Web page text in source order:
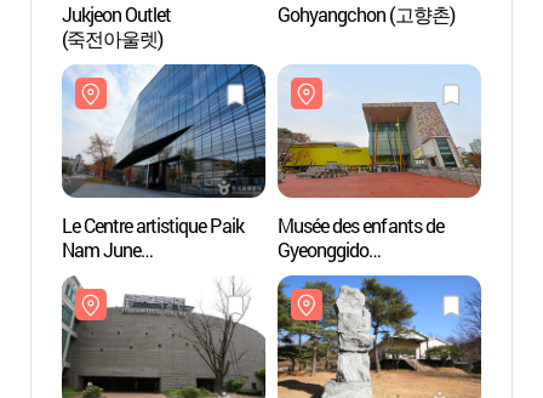
Jukjeon Outlet
(죽전아울렛)
Gohyangchon (고향촌)
Le Centre artistique Paik
Nam June
(백남준아트센터)
Musée des enfants de
Gyeonggido
(경기도어린이박물관)